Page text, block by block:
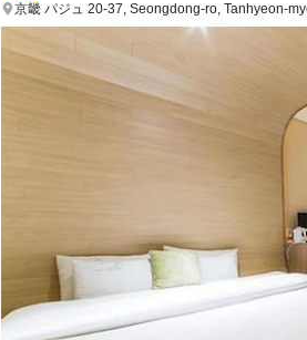
京畿 パジュ 20-37, Seongdong-ro, Tanhyeon-